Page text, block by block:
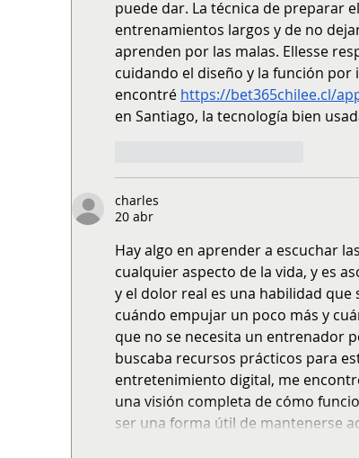
puede dar. La técnica de preparar
entrenamientos largos y de no
aprenden por las malas. Ellesse
cuidando el diseño y la función
encontré https://bet365chilee.cl/
en Santiago, la tecnología bien
charles
20 abr
Hay algo en aprender a escuchar
cualquier aspecto de la vida, y es
y el dolor real es una habilidad
cuándo empujar un poco más y
que no se necesita un entrenador
buscaba recursos prácticos para
entretenimiento digital, me
una visión completa de cómo
ser una forma útil de mantenerse